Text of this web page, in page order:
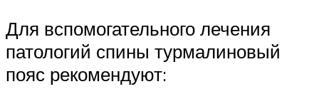
Для вспомогательного лечения
патологий спины турмалиновый
пояс рекомендуют: